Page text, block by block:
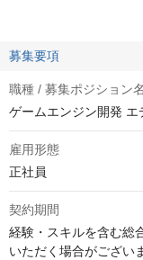
募集要項
職種 / 募集ポジション名
ゲームエンジン開発 エ
雇用形態
正社員
契約期間
経験・スキルを含む総
いただく場合がござい